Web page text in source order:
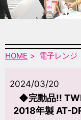
HOME 電子レンジ
2024/03/20
◆完動品!!
2018年製 AT-